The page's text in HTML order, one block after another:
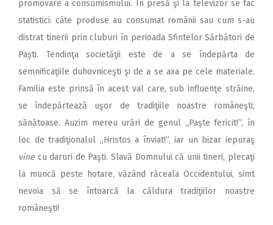
promovare a consumismului. În presă şi la televizor se fac
statistici: câte produse au consumat românii sau cum s-au
distrat tinerii prin cluburi în perioada Sfintelor Sărbători de
Paşti. Tendinţa societăţii este de a se îndepărta de
semnificaţiile duhovniceşti şi de a se axa pe cele materiale.
Familia este prinsă în acest val care, sub influenţe străine,
se îndepărtează uşor de tradiţiile noastre româneşti,
sănătoase. Auzim mereu urări de genul „Paşte fericit!”, în
loc de tradiţionalul „Hristos a înviat!”, iar un bizar iepuraş
vine cu daruri de Paşti. Slavă Domnului că unii tineri, plecaţi
la muncă peste hotare, văzând răceala Occidentului, simt
nevoia să se întoarcă la căldura tradiţiilor noastre
româneşti!